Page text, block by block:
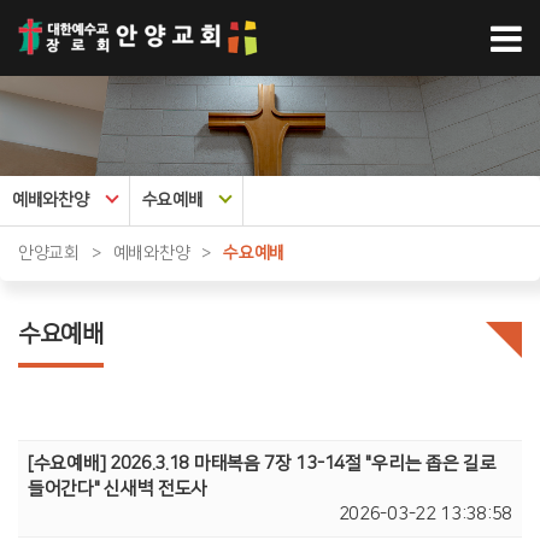
예배와찬양 수요예배
안양교회 > 예배와찬양 > 수요예배
수요예배
[수요예배] 2026.3.18 마태복음 7장 13-14절 "우리는 좁은 길로
들어간다" 신새벽 전도사
2026-03-22 13:38:58